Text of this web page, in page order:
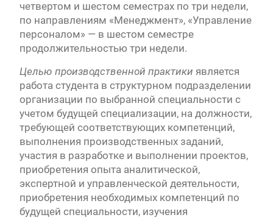
четвертом и шестом семестрах по три недели,
по направлениям «Менеджмент», «Управление
персоналом» — в шестом семестре
продолжительностью три недели.
Целью производственной практики является
работа студента в структурном подразделении
организации по выбранной специальности с
учетом будущей специализации, на должности,
требующей соответствующих компетенций,
выполнения производственных заданий,
участия в разработке и выполнении проектов,
приобретения опыта аналитической,
экспертной и управленческой деятельности,
приобретения необходимых компетенций по
будущей специальности, изучения